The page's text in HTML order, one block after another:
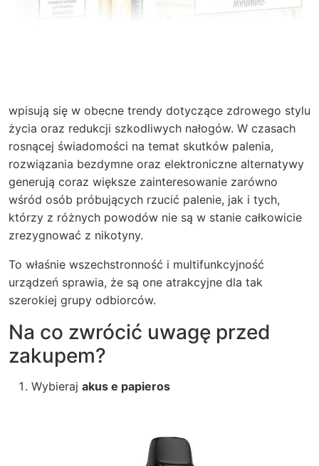
wpisują się w obecne trendy dotyczące zdrowego stylu
życia oraz redukcji szkodliwych nałogów. W czasach
rosnącej świadomości na temat skutków palenia,
rozwiązania bezdymne oraz elektroniczne alternatywy
generują coraz większe zainteresowanie zarówno
wśród osób próbujących rzucić palenie, jak i tych,
którzy z różnych powodów nie są w stanie całkowicie
zrezygnować z nikotyny.
To właśnie wszechstronność i multifunkcyjność
urządzeń sprawia, że są one atrakcyjne dla tak
szerokiej grupy odbiorców.
Na co zwrócić uwagę przed
zakupem?
Wybieraj akus e papieros